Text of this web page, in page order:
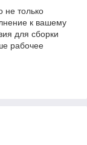
не только
к вашему
для сборки
рабочее